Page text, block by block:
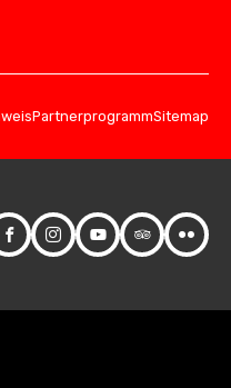
PartnerprogrammSitemap